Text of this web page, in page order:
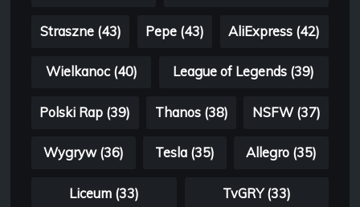
Straszne (43) Pepe (43) AliExpress (42)
Wielkanoc (40) League of Legends (39)
Polski Rap (39) Thanos (38) NSFW (37)
Wygryw (36) Tesla (35) Allegro (35)
Liceum (33) TvGRY (33)